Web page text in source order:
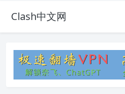
Clash中文网